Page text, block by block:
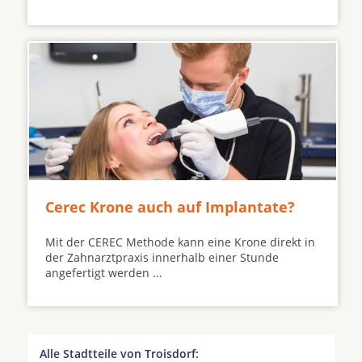
Cerec Krone auch auf Implantate?
Mit der CEREC Methode kann eine Krone direkt in
der Zahnarztpraxis innerhalb einer Stunde
angefertigt werden ...
Alle Stadtteile von Troisdorf: